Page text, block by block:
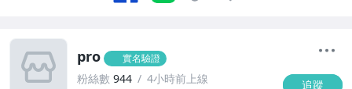
pro 實名驗證
粉絲數 944 4小時前上線 追蹤